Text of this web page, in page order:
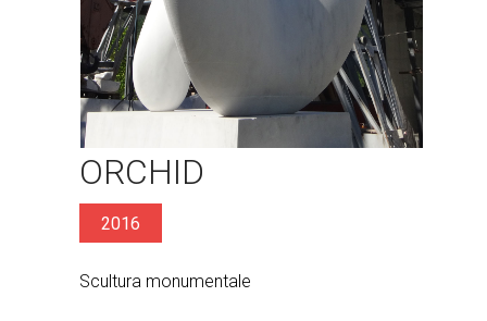
ORCHID
2016
Scultura monumentale